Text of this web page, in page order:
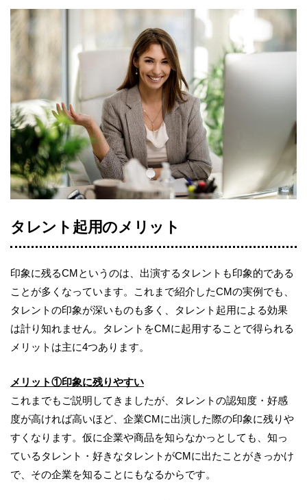
タレント起用のメリット
印象に残るCMというのは、出演するタレントも印象的である
ことが多くなっています。これまで紹介したCMの実例でも、
タレントの印象が深いものも多く、タレント起用による効果
は計り知れません。タレントをCMに起用することで得られる
メリットは主に4つあります。
メリット①印象に残りやすい
これまでもご説明してきましたが、タレントの認知度・好感
度が高ければ高いほど、企業CMに出演した際の印象に残りや
すくなります。仮に企業や商品を知らなかっとしても、知っ
ているタレント・好きなタレントがCMに出たことがきっかけ
で、その企業を知ることにもなるからです。